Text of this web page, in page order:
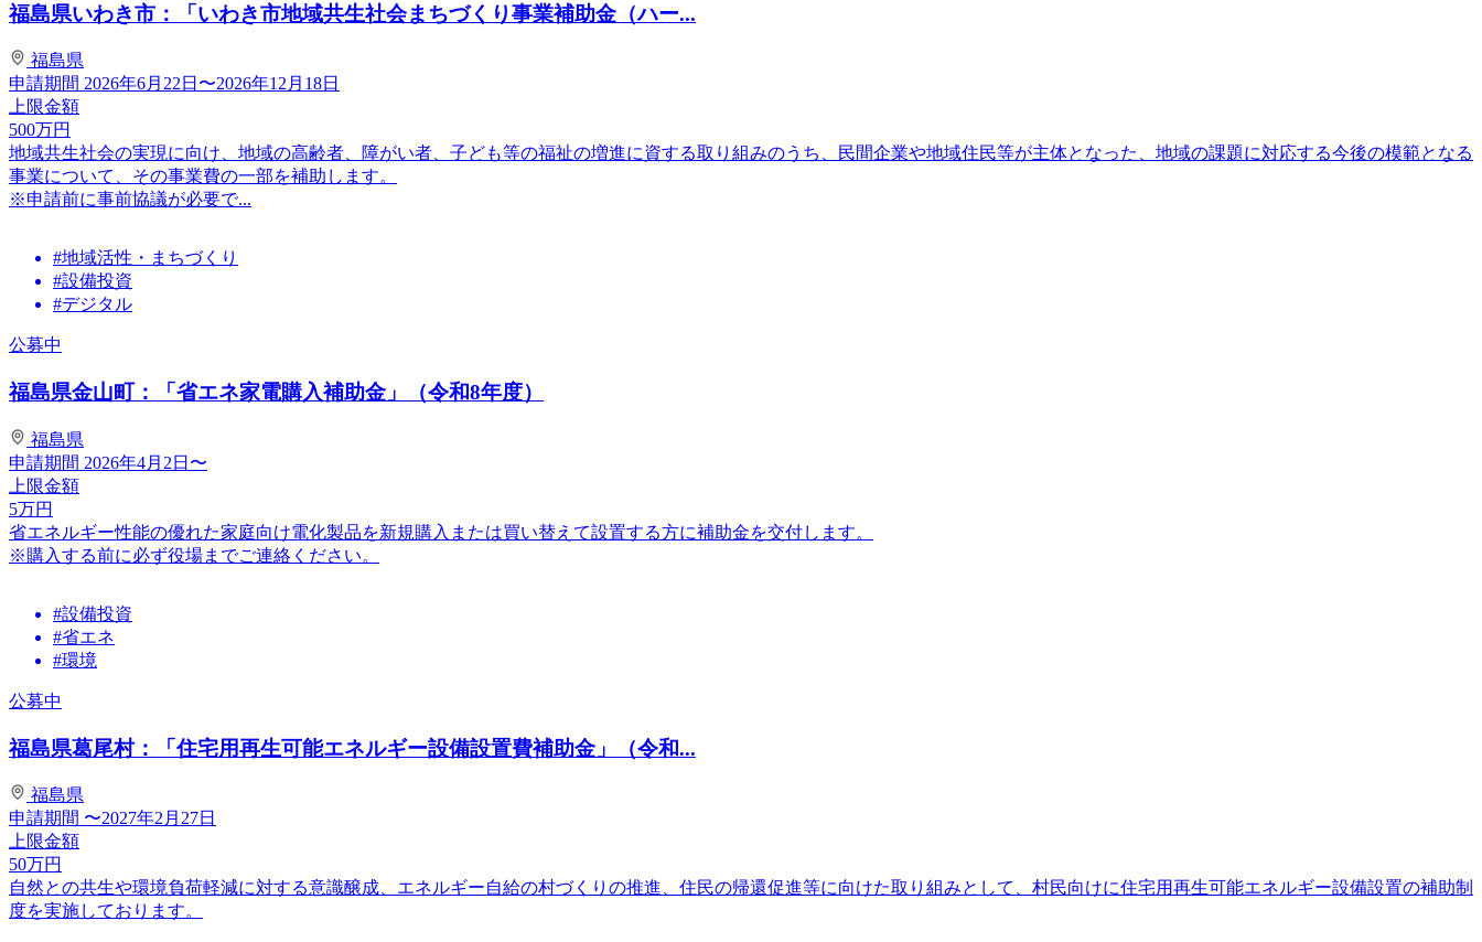
福島県いわき市：「いわき市地域共生社会まちづくり事業補助金（ハー...
福島県
申請期間 2026年6月22日〜2026年12月18日
上限金額
500万円
地域共生社会の実現に向け、地域の高齢者、障がい者、子ども等の福祉の増進に資する取り組みのうち、民間企業や地域住民等が主体となった、地域の課題に対応する今後の模範となる
事業について、その事業費の一部を補助します。
※申請前に事前協議が必要で...
#地域活性・まちづくり
#設備投資
#デジタル
公募中
福島県金山町：「省エネ家電購入補助金」（令和8年度）
福島県
申請期間 2026年4月2日〜
上限金額
5万円
省エネルギー性能の優れた家庭向け電化製品を新規購入または買い替えて設置する方に補助金を交付します。
※購入する前に必ず役場までご連絡ください。
#設備投資
#省エネ
#環境
公募中
福島県葛尾村：「住宅用再生可能エネルギー設備設置費補助金」（令和...
福島県
申請期間 〜2027年2月27日
上限金額
50万円
自然との共生や環境負荷軽減に対する意識醸成、エネルギー自給の村づくりの推進、住民の帰還促進等に向けた取り組みとして、村民向けに住宅用再生可能エネルギー設備設置の補助制
度を実施しております。